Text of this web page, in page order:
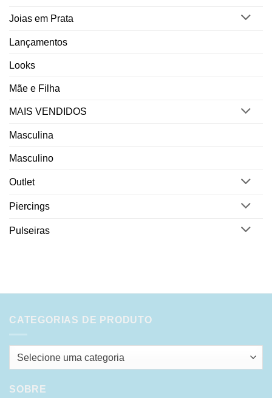
Joias em Prata
Lançamentos
Looks
Mãe e Filha
MAIS VENDIDOS
Masculina
Masculino
Outlet
Piercings
Pulseiras
CATEGORIAS DE PRODUTO
Selecione uma categoria
SOBRE